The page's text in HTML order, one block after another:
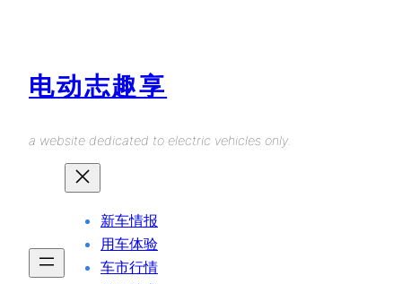
电动志趣享
a website dedicated to electric vehicles only.
新车情报
用车体验
车市行情